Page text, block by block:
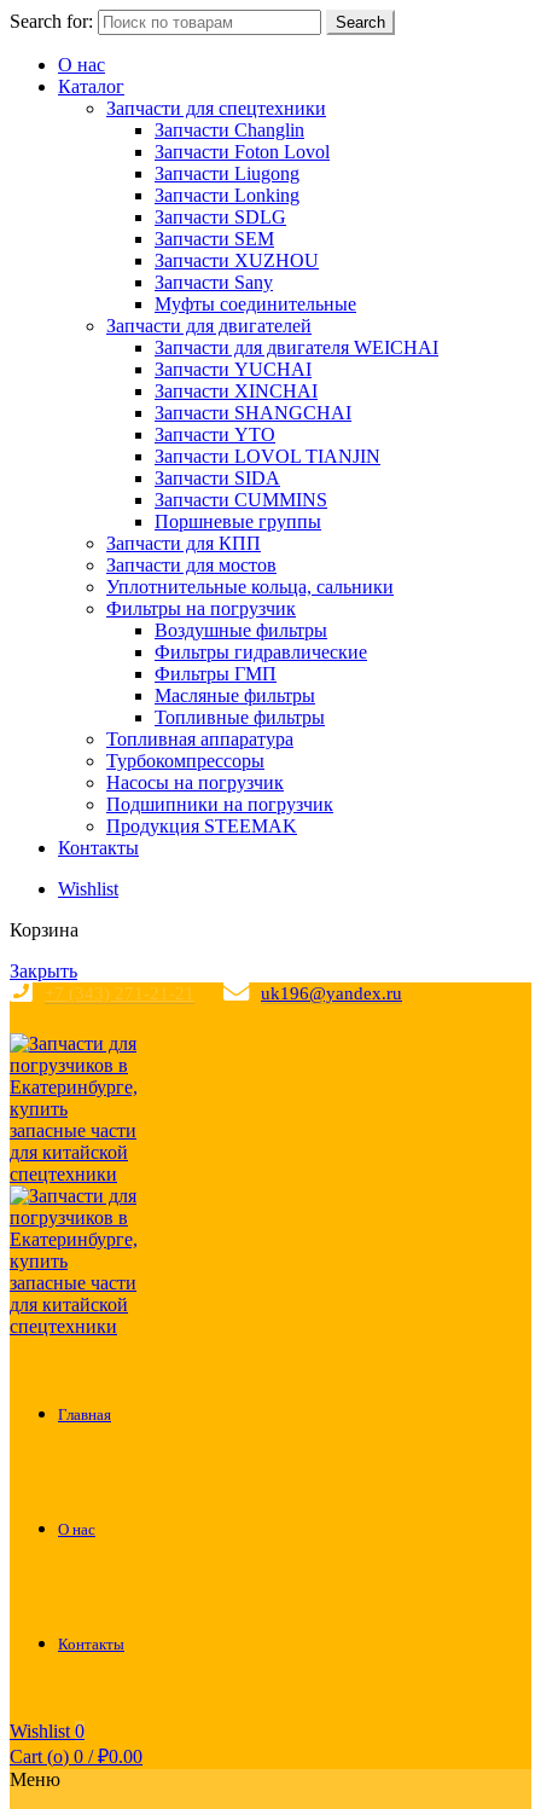
Search for: Search
О нас
Каталог
Запчасти для спецтехники
Запчасти Changlin
Запчасти Foton Lovol
Запчасти Liugong
Запчасти Lonking
Запчасти SDLG
Запчасти SEM
Запчасти XUZHOU
Запчасти Sany
Муфты соединительные
Запчасти для двигателей
Запчасти для двигателя WEICHAI
Запчасти YUCHAI
Запчасти XINCHAI
Запчасти SHANGCHAI
Запчасти YTO
Запчасти LOVOL TIANJIN
Запчасти SIDA
Запчасти CUMMINS
Поршневые группы
Запчасти для КПП
Запчасти для мостов
Уплотнительные кольца, сальники
Фильтры на погрузчик
Воздушные фильтры
Фильтры гидравлические
Фильтры ГМП
Масляные фильтры
Топливные фильтры
Топливная аппаратура
Турбокомпрессоры
Насосы на погрузчик
Подшипники на погрузчик
Продукция STEEMAK
Контакты
Wishlist
Корзина
Закрыть
+7 (343) 271-21-21 uk196@yandex.ru
Главная
О нас
Контакты
Wishlist 0
Cart (o) 0 / ₽0.00
Меню